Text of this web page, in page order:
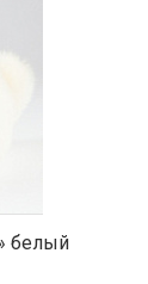
белый